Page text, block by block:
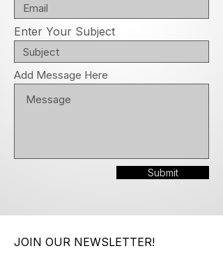
Enter Your Subject
Add Message Here
Submit
JOIN OUR NEWSLETTER!